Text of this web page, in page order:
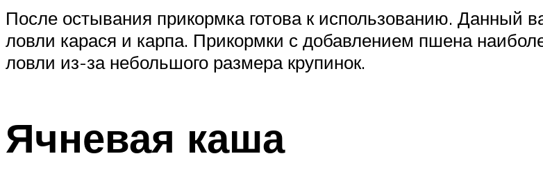
После остывания прикормка готова к использованию. Данный
ловли карася и карпа. Прикормки с добавлением пшена
ловли из-за небольшого размера крупинок.
Ячневая каша